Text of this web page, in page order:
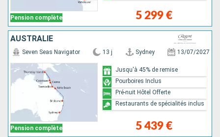
Pension complète 5 299 €
AUSTRALIE
Pension complète
Seven Seas Navigator 13 j Sydney 13/07/2027
5 439 €
Jusqu'à 45% de remise
Pourboires Inclus
Pré-nuit Hôtel Offerte
Restaurants de spécialités inclus